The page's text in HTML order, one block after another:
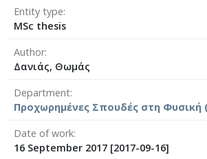
Entity type
MSc thesis
Author
Δανιάς, Θωμάς
Department
Προχωρημένες Σπουδές στη Φυσική
Date of work
16 September 2017 [2017-09-16]